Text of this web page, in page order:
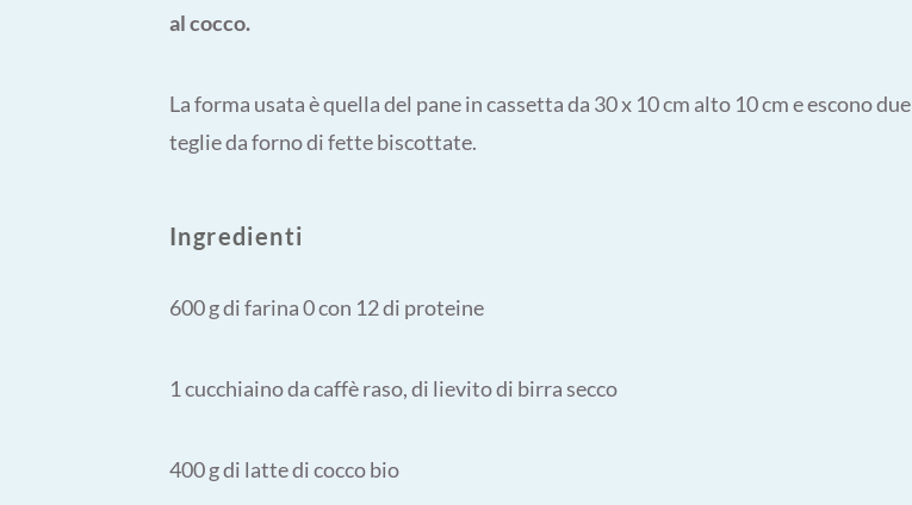
al cocco.
La forma usata è quella del pane in cassetta da 30 x 10 cm alto 10 cm e escono due
teglie da forno di fette biscottate.
Ingredienti
600 g di farina 0 con 12 di proteine
1 cucchiaino da caffè raso, di lievito di birra secco
400 g di latte di cocco bio